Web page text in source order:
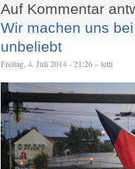
Auf Kommentar
Wir machen uns
unbeliebt
Freitag, 4. Juli 2014 - 21:26 – tetti